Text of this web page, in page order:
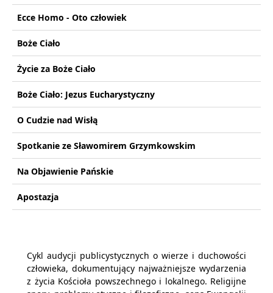
Ecce Homo - Oto człowiek
Boże Ciało
Życie za Boże Ciało
Boże Ciało: Jezus Eucharystyczny
O Cudzie nad Wisłą
Spotkanie ze Sławomirem Grzymkowskim
Na Objawienie Pańskie
Apostazja
Cykl audycji publicystycznych o wierze i duchowości
człowieka, dokumentujący najważniejsze wydarzenia
z życia Kościoła powszechnego i lokalnego. Religijne